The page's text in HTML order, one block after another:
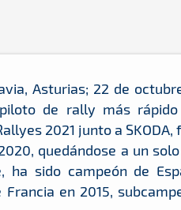
Asturias; 22 de
de rally más rápido
2021 junto a
quedándose a un
ha sido campeón de
en 2015,